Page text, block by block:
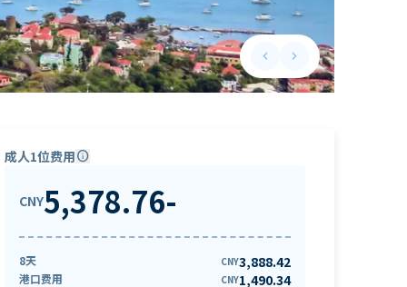
keyboard_arrow_leftPrevious slide
keyboard_arrow_rightNext slide
成人1位费用info
CNY5,378.76-
8天 CNY3,888.42
港口费用 CNY1,490.34